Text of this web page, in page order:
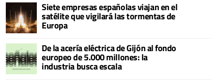
Siete empresas españolas viajan en el
satélite que vigilará las tormentas de
Europa
De la acería eléctrica de Gijón al fondo
europeo de 5.000 millones: la
industria busca escala